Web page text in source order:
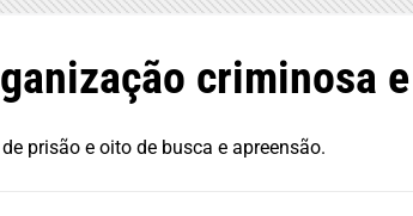
criminosa
prisão e oito de busca e apreensão.